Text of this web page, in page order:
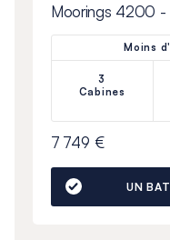
Moorings 4200 -
Moins
3
Cabines
7 749 €
UN